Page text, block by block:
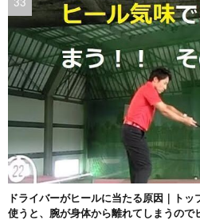
ドライバーがヒールに当たる原因｜ト
使うと、腕が身体から離れてしまうので